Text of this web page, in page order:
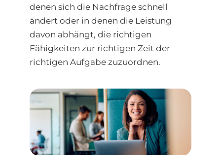
denen sich die Nachfrage schnell
ändert oder in denen die Leistung
davon abhängt, die richtigen
Fähigkeiten zur richtigen Zeit der
richtigen Aufgabe zuzuordnen.